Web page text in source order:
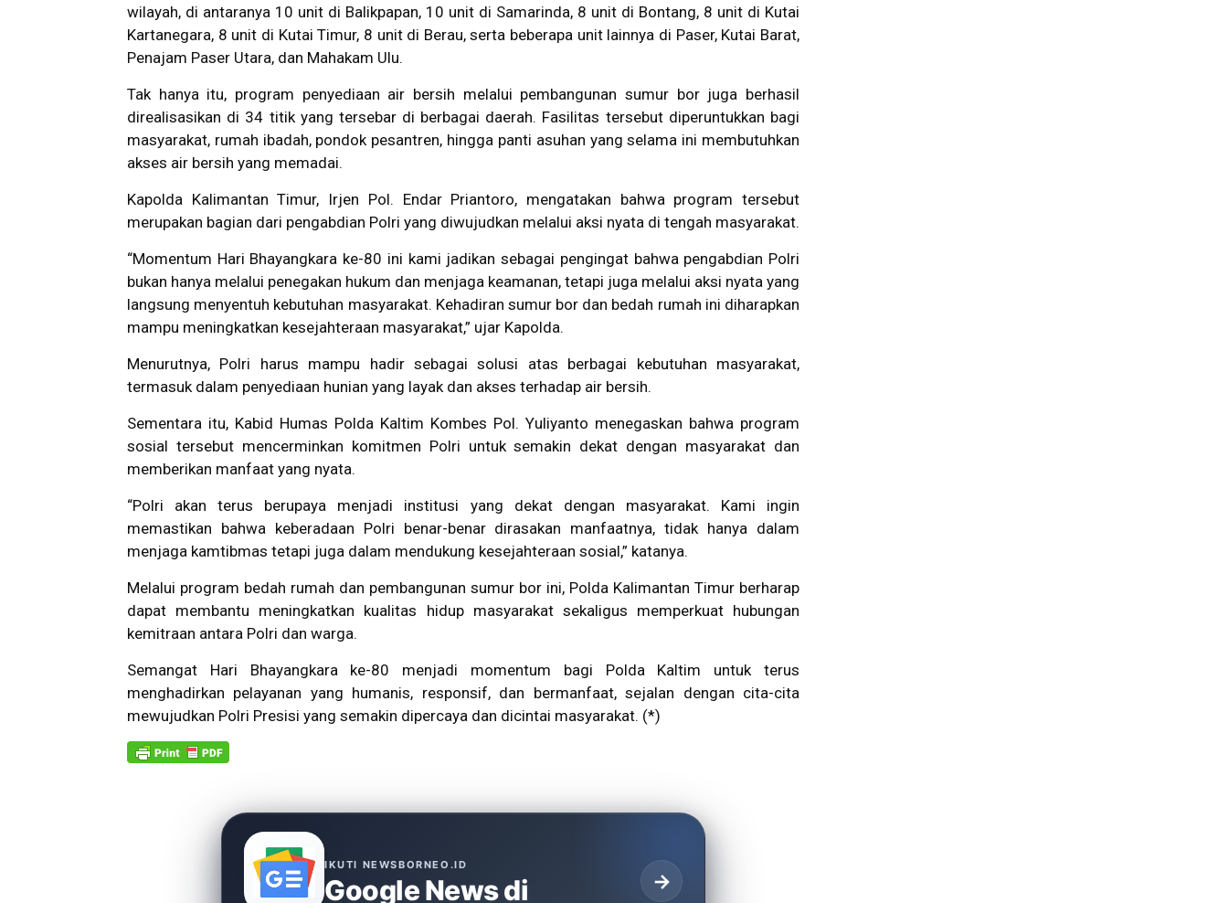
wilayah, di antaranya 10 unit di Balikpapan, 10 unit di Samarinda, 8 unit di Bontang, 8 unit di Kutai
Kartanegara, 8 unit di Kutai Timur, 8 unit di Berau, serta beberapa unit lainnya di Paser, Kutai Barat,
Penajam Paser Utara, dan Mahakam Ulu.
Tak hanya itu, program penyediaan air bersih melalui pembangunan sumur bor juga berhasil
direalisasikan di 34 titik yang tersebar di berbagai daerah. Fasilitas tersebut diperuntukkan bagi
masyarakat, rumah ibadah, pondok pesantren, hingga panti asuhan yang selama ini membutuhkan
akses air bersih yang memadai.
Kapolda Kalimantan Timur, Irjen Pol. Endar Priantoro, mengatakan bahwa program tersebut
merupakan bagian dari pengabdian Polri yang diwujudkan melalui aksi nyata di tengah masyarakat.
“Momentum Hari Bhayangkara ke-80 ini kami jadikan sebagai pengingat bahwa pengabdian Polri
bukan hanya melalui penegakan hukum dan menjaga keamanan, tetapi juga melalui aksi nyata yang
langsung menyentuh kebutuhan masyarakat. Kehadiran sumur bor dan bedah rumah ini diharapkan
mampu meningkatkan kesejahteraan masyarakat,” ujar Kapolda.
Menurutnya, Polri harus mampu hadir sebagai solusi atas berbagai kebutuhan masyarakat,
termasuk dalam penyediaan hunian yang layak dan akses terhadap air bersih.
Sementara itu, Kabid Humas Polda Kaltim Kombes Pol. Yuliyanto menegaskan bahwa program
sosial tersebut mencerminkan komitmen Polri untuk semakin dekat dengan masyarakat dan
memberikan manfaat yang nyata.
“Polri akan terus berupaya menjadi institusi yang dekat dengan masyarakat. Kami ingin
memastikan bahwa keberadaan Polri benar-benar dirasakan manfaatnya, tidak hanya dalam
menjaga kamtibmas tetapi juga dalam mendukung kesejahteraan sosial,” katanya.
Melalui program bedah rumah dan pembangunan sumur bor ini, Polda Kalimantan Timur berharap
dapat membantu meningkatkan kualitas hidup masyarakat sekaligus memperkuat hubungan
kemitraan antara Polri dan warga.
Semangat Hari Bhayangkara ke-80 menjadi momentum bagi Polda Kaltim untuk terus
menghadirkan pelayanan yang humanis, responsif, dan bermanfaat, sejalan dengan cita-cita
mewujudkan Polri Presisi yang semakin dipercaya dan dicintai masyarakat. (*)
IKUTI NEWSBORNEO.ID
Google News di →